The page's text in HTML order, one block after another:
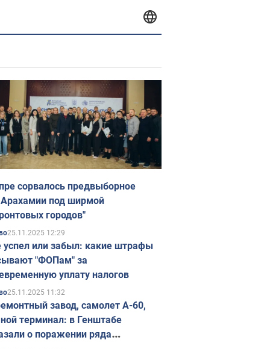
сорвалось предвыборное
Арахамии под ширмой
городов"
25.11.2025 12:29
успел или забыл: какие штрафы
"ФОПам" за
уплату налогов
25.11.2025 11:32
завод, самолет А-60,
терминал: в Генштабе
о поражении ряда